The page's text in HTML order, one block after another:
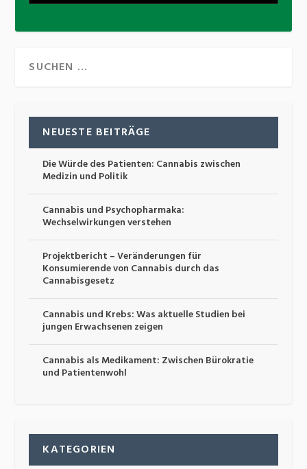
NEUESTE BEITRÄGE
Die Würde des Patienten: Cannabis zwischen
Medizin und Politik
Cannabis und Psychopharmaka:
Wechselwirkungen verstehen
Projektbericht – Veränderungen für
Konsumierende von Cannabis durch das
Cannabisgesetz
Cannabis und Krebs: Was aktuelle Studien bei
jungen Erwachsenen zeigen
Cannabis als Medikament: Zwischen Bürokratie
und Patientenwohl
KATEGORIEN